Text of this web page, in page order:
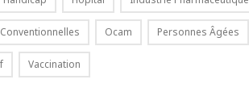
Ocam Personnes Âgées
Vaccination